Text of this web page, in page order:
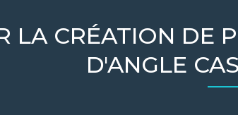
LA CRÉATION DE
D'ANGLE